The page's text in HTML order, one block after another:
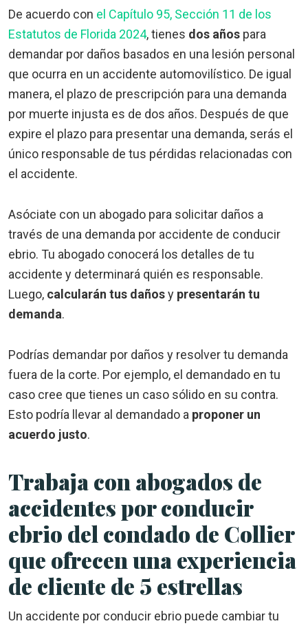
De acuerdo con el Capítulo 95, Sección 11 de los
Estatutos de Florida 2024, tienes dos años para
demandar por daños basados en una lesión personal
que ocurra en un accidente automovilístico. De igual
manera, el plazo de prescripción para una demanda
por muerte injusta es de dos años. Después de que
expire el plazo para presentar una demanda, serás el
único responsable de tus pérdidas relacionadas con
el accidente.
Asóciate con un abogado para solicitar daños a
través de una demanda por accidente de conducir
ebrio. Tu abogado conocerá los detalles de tu
accidente y determinará quién es responsable.
Luego, calcularán tus dañosy presentarán tu
demanda.
Podrías demandar por daños y resolver tu demanda
fuera de la corte. Por ejemplo, el demandado en tu
caso cree que tienes un caso sólido en su contra.
Esto podría llevar al demandado a proponer un
acuerdo justo.
Trabaja con abogados de
accidentes por conducir
ebrio del condado de Collier
que ofrecen una experiencia
de cliente de 5 estrellas
Un accidente por conducir ebrio puede cambiar tu